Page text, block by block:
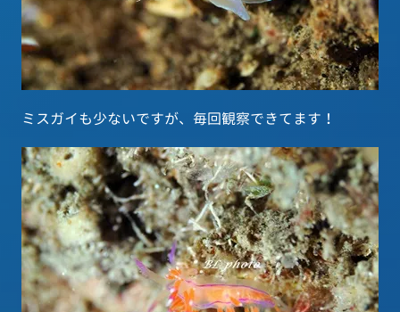
ミスガイも少ないですが、毎回観察できてます！